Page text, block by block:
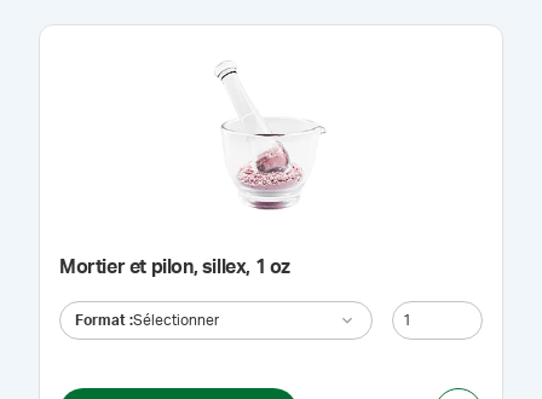
Mortier et pilon, sillex, 1 oz
Format :Sélectionner